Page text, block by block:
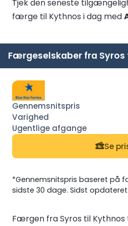
Tjek den seneste
færge til Kythnos i dag med
Færgeselskaber fra
Se
*Gennemsnitspris baseret på
sidste 30 dage. Sidst
Færgen fra Syros til